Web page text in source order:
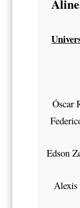
Óscar
Edson